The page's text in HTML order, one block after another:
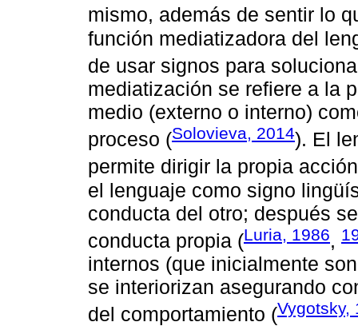
mismo, además de sentir lo
función mediatizadora del
de usar signos para
mediatización se refiere a la
medio (externo o interno)
proceso (Solovieva, 2014). El
permite dirigir la propia
el lenguaje como signo
conducta del otro; después
conducta propia (Luria, 1986,
internos (que inicialmente
se interiorizan asegurando
del comportamiento (Vygotsky,